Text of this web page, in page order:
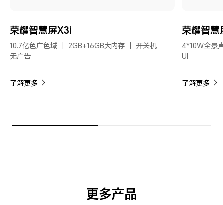
荣耀智慧屏X3i
10.7亿色广色域 ｜ 2GB+16GB大内存 ｜ 开关机
无广告
了解更多
荣耀智慧
4*10W全景
UI
了解更多
更多产品